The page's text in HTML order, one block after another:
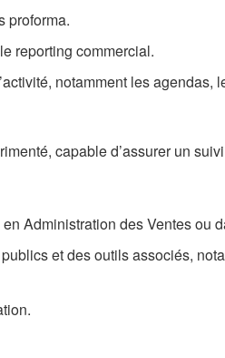
proforma.
reporting commercial.
notamment les agendas,
capable d’assurer un
Administration des Ventes ou
et des outils associés,